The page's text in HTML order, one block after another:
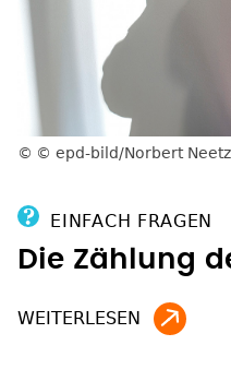
© epd-bild/Norbert Neetz
EINFACH FRAGEN
Die Zählung